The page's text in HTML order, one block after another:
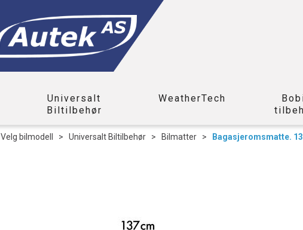
Universalt
Biltilbehør
WeatherTech
Velg bilmodell > Universalt Biltilbehør > Bilmatter > Bagasjeromsmatte.